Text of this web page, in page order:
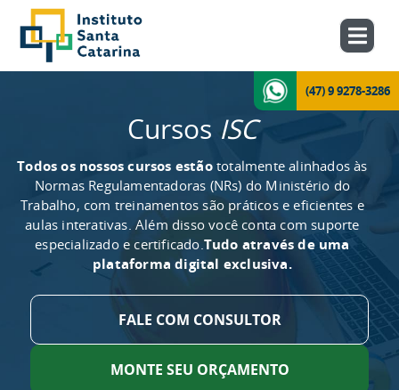
(47) 9 9278-3286
Cursos ISC
Todos os nossos cursos estãototalmente alinhados às
Normas Regulamentadoras (NRs) do Ministério do
Trabalho, com treinamentos são práticos e eficientes e
aulas interativas. Além disso você conta com suporte
especializado e certificado.Tudo através de uma
plataforma digital exclusiva.
FALE COM CONSULTOR
MONTE SEU ORÇAMENTO